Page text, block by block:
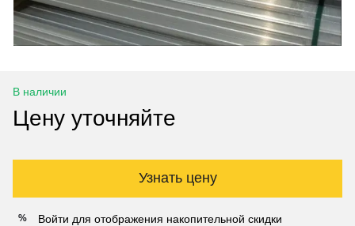
В наличии
Цену уточняйте
Узнать цену
% Войти для отображения накопительной скидки